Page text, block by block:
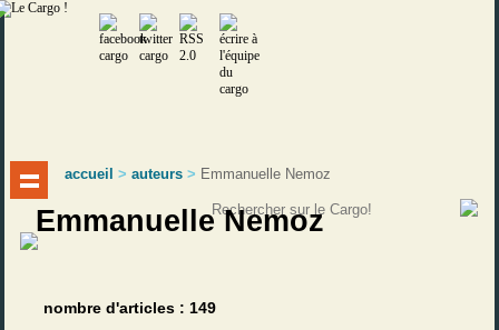
accueil >auteurs> Emmanuelle Nemoz
Emmanuelle Nemoz
nombre d'articles : 149